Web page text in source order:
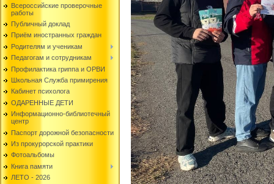
Всероссийские проверочные
работы
Публичный доклад
Приём иностранных граждан
Родителям и ученикам
Педагогам и сотрудникам
Профилактика гриппа и ОРВИ
Школьная Служба примирения
Кабинет психолога
ОДАРЕННЫЕ ДЕТИ
Информационно-библиотечный
центр
Паспорт дорожной безопасности
Из прокурорской практики
Фотоальбомы
Книга памяти
ЛЕТО - 2026